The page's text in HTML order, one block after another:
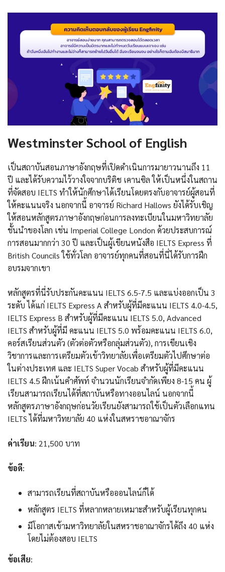
Westminster School of English
เป็นสถาบันสอนภาษาอังกฤษที่เปิดดำเนินการมายาวนานถึง 11
ปี และได้รับความไว้วางใจจากบริติช เคานซิล ให้เป็นหนึ่งในสถาน
ที่จัดสอบ IELTS ทำให้นักศึกษาได้เรียนโดยตรงกับอาจารย์ผู้สอนที่
ให้คะแนนจริง นอกจากนี้ อาจารย์ Richard Hallows ยังได้รับเชิญ
ให้สอนหลักสูตรภาษาอังกฤษก่อนการลงทะเบียนในมหาวิทยาลัย
ชั้นนำของโลก เช่น Imperial College London ด้วยประสบการณ์
การสอนมากกว่า 30 ปี และเป็นผู้เขียนหนังสือ IELTS Express ที่
British Councils ใช้ทั่วโลก อาจารย์ทุกคนที่สอนที่นี่ได้รับการฝึก
อบรมจากเขา
หลักสูตรที่นี่รับประกันคะแนน IELTS 6.5-7.5 และแบ่งออกเป็น 3
ระดับ ได้แก่ IELTS Express A สำหรับผู้ที่มีคะแนน IELTS 4.0-4.5,
IELTS Express B สำหรับผู้ที่มีคะแนน IELTS 5.0, Advanced
IELTS สำหรับผู้ที่มี คะแนน IELTS 5.0 พร้อมคะแนน IELTS 6.0,
คอร์สเรียนส่วนตัว (ตัวต่อตัวหรือกลุ่มส่วนตัว), การเขียนเชิง
วิชาการและการเตรียมตัวเข้าวิทยาลัยเพื่อเตรียมตัวไปศึกษาต่อ
ในต่างประเทศ และ IELTS Super Vocab สำหรับผู้ที่มีคะแนน
IELTS 4.5 ฝึกเน้นคำศัพท์ จำนวนนักเรียนจำกัดเพียง 8-15 คน ผู้
เรียนสามารถเรียนได้ที่สถาบันหรือทางออนไลน์ นอกจากนี้
หลักสูตรภาษาอังกฤษก่อนวัยเรียนยังสามารถใช้เป็นตัวเลือกแทน
IELTS ได้ที่มหาวิทยาลัย 40 แห่งในสหราชอาณาจักร
ค่าเรียน: 21,500 บาท
ข้อดี:
สามารถเรียนที่สถาบันหรือออนไลน์ก็ได้
หลักสูตร IELTS ที่หลากหลายเหมาะสำหรับผู้เรียนทุกคน
มีโอกาสเข้ามหาวิทยาลัยในสหราชอาณาจักรได้ถึง 40 แห่ง
โดยไม่ต้องสอบ IELTS
ข้อเสีย: